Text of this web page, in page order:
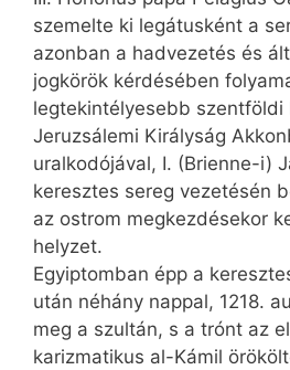
szemelte ki legátusként a
azonban a hadvezetés és
jogkörök kérdésében
legtekintélyesebb szentföldi
Jeruzsálemi Királyság
uralkodójával, I. (Bri­en­ne-i)
keresztes sereg vezetésén
az ostrom megkezdésekor
helyzet.
Egyiptomban épp a
után néhány nappal, 1218.
meg a szultán, s a trónt az
karizmatikus al-Kámil